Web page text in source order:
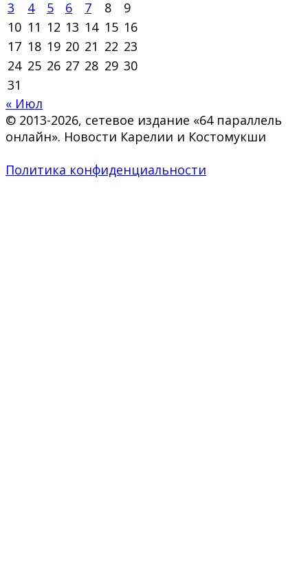
3 4 5 6 7 8
9
10 11 12 13 14 15 16
17 18 19 20 21 22 23
24 25 26 27 28 29 30
31
« Июл
© 2013-2026, сетевое издание «64 параллель
онлайн». Новости Карелии и Костомукши
Политика конфиденциальности